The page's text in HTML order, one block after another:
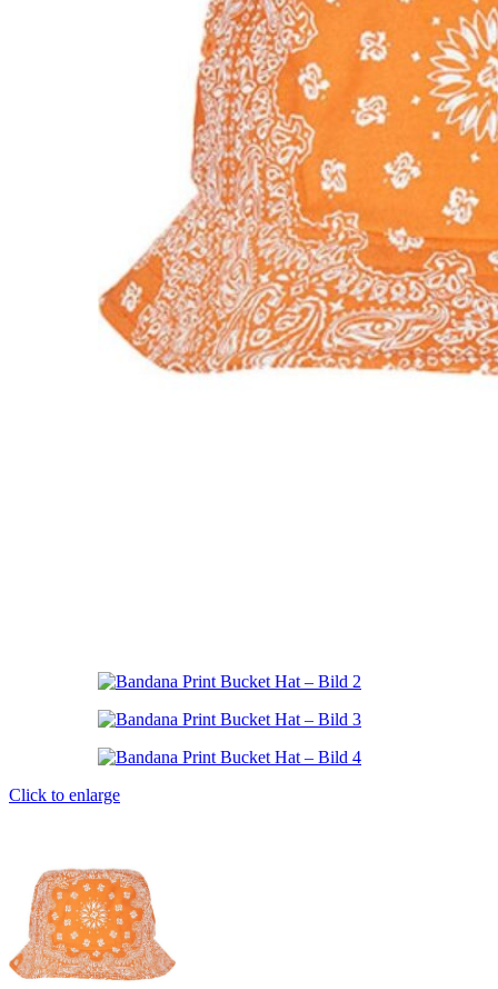
Click to enlarge